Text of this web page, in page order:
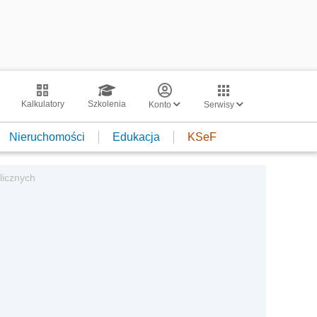
Kalkulatory Szkolenia Konto Serwisy
Nieruchomości Edukacja KSeF